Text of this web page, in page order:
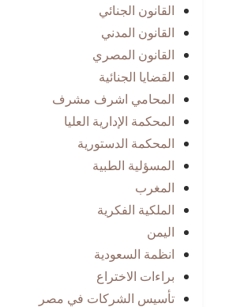
القانون الجنائي
القانون المدني
القانون المصري
القضايا الجنائية
المحامي اشرف مشرف
المحكمة الإدارية العليا
المحكمة الدستورية
المسؤلية الطبية
المغرب
الملكية الفكرية
اليمن
انظمة السعودية
براءات الاختراع
تأسيس الشركات في مصر